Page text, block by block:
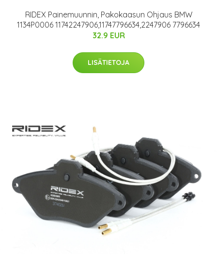
RIDEX Painemuunnin, Pakokaasun Ohjaus BMW
1134P0006 11742247906,11747796634,2247906 7796634
32.9 EUR
LISÄTIETOJA